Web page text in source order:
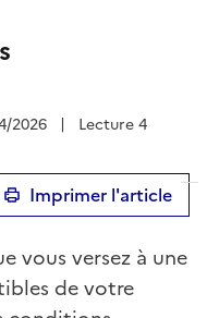
2026 |
Lecture 4
Imprimer l'article
vous versez à une
de votre